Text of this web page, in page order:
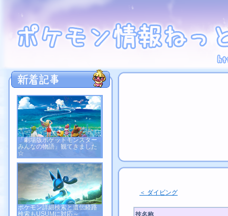
「劇場版ポケットモンスター
みんなの物語」観てきました
☆
ポケモン詳細検索と遺伝経路
検索もUSUMに対応～
＜ ダイビング
技名称